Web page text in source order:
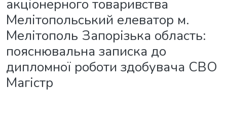
акціонерного товаривства
Мелітопольський елеватор м.
Мелітополь Запорізька область:
пояснювальна записка до
дипломної роботи здобувача СВО
Магістр